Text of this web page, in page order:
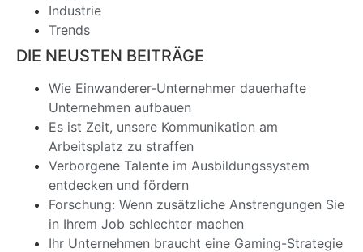
Industrie
Trends
DIE NEUSTEN BEITRÄGE
Wie Einwanderer-Unternehmer dauerhafte
Unternehmen aufbauen
Es ist Zeit, unsere Kommunikation am
Arbeitsplatz zu straffen
Verborgene Talente im Ausbildungssystem
entdecken und fördern
Forschung: Wenn zusätzliche Anstrengungen Sie
in Ihrem Job schlechter machen
Ihr Unternehmen braucht eine Gaming-Strategie